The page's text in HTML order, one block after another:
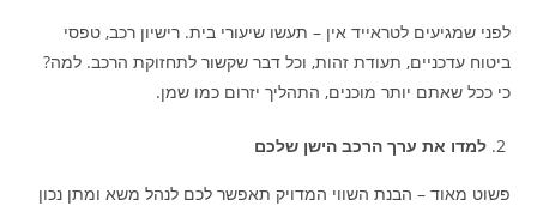
לפני שמגיעים לטראייד אין – תעשו שיעורי בית. רישיון רכב, טפסי
ביטוח עדכניים, תעודת זהות, וכל דבר שקשור לתחזוקת הרכב. למה?
כי ככל שאתם יותר מוכנים, התהליך יזרום כמו שמן.
למדו את ערך הרכב הישן שלכם
פשוט מאוד – הבנת השווי המדויק תאפשר לכם לנהל משא ומתן נכון